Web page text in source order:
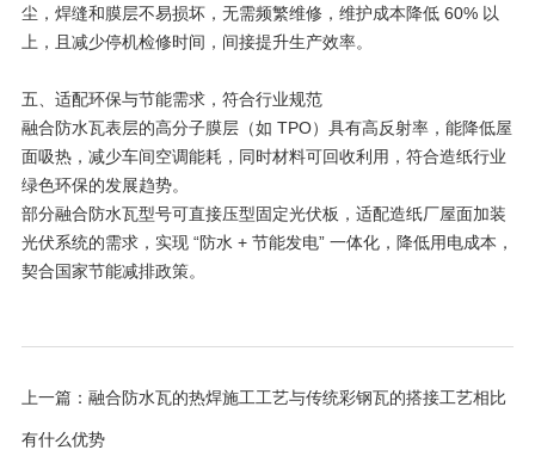
尘，焊缝和膜层不易损坏，无需频繁维修，维护成本降低 60% 以
上，且减少停机检修时间，间接提升生产效率。
五、适配环保与节能需求，符合行业规范
融合防水瓦表层的高分子膜层（如 TPO）具有高反射率，能降低屋
面吸热，减少车间空调能耗，同时材料可回收利用，符合造纸行业
绿色环保的发展趋势。
部分融合防水瓦型号可直接压型固定光伏板，适配造纸厂屋面加装
光伏系统的需求，实现 “防水 + 节能发电” 一体化，降低用电成本，
契合国家节能减排政策。
上一篇： 融合防水瓦的热焊施工工艺与传统彩钢瓦的搭接工艺相比
有什么优势